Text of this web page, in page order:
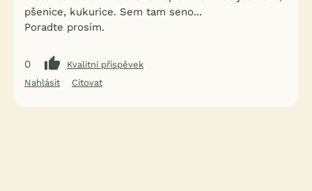
pšenice, kukurice. Sem tam seno...
Poradte prosím.
0
Kvalitní příspěvek
Nahlásit
Citovat